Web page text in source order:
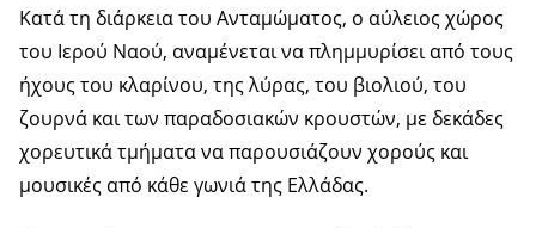
Κατά τη διάρκεια του Ανταμώματος, ο αύλειος χώρος
του Ιερού Ναού, αναμένεται να πλημμυρίσει από τους
ήχους του κλαρίνου, της λύρας, του βιολιού, του
ζουρνά και των παραδοσιακών κρουστών, με δεκάδες
χορευτικά τμήματα να παρουσιάζουν χορούς και
μουσικές από κάθε γωνιά της Ελλάδας.